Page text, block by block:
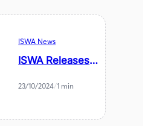
ISWA News
ISWA Releases –
Handbook:
Cities
23/10/2024/1 min